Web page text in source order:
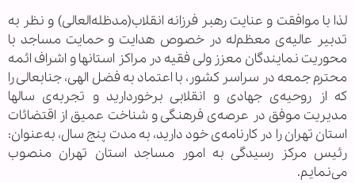
لذا با موافقت و عنایت رهبر فرزانه انقلاب(مدظله‌العالی) و نظر به
تدبیر عالیه‌ی معظم‌له در خصوص هدایت و حمایت مساجد با
محوریت نمایندگان معزز ولی‌ فقیه در مراکز استانها و اشراف ائمه
محترم جمعه در سراسر کشور، با اعتماد به فضل الهی، جنابعالی را
که از روحیه‌ی جهادی و انقلابی برخوردارید و تجربه‌ی سالها
مدیریت موفق در عرصه‌ی فرهنگی و شناخت عمیق از اقتضائات
استان تهران را در کارنامه‌ی خود دارید، به مدت پنج سال، به‌عنوان:
رئیس مرکز رسیدگی به امور مساجد استان تهران منصوب
می‌نمایم.